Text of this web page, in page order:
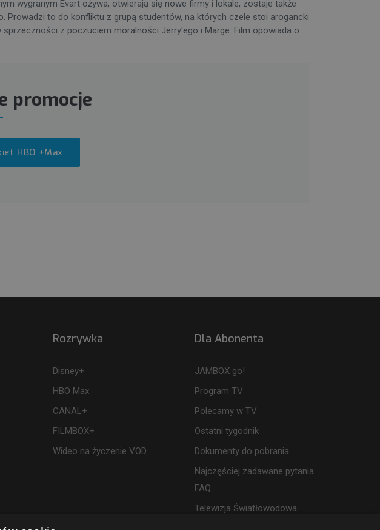
wygranym Evart ożywa, otwierają się nowe firmy i lokale, zostaje także
Prowadzi to do konfliktu z grupą studentów, na których czele stoi arogancki
z poczuciem moralności Jerry'ego i Marge. Film opowiada o
promocje
HBO +Max
Rozrywka
Disney+
HBO Max
CANAL+
FILMBOX+
Wideo na życzenie VOD
Dla Abonenta
JAMBOX go!
Program TV
Polecamy w TV
Ostatni tygodnik
Dokumenty do pobrania
Najczęściej zadawane pytania
FAQ
Telewizja Światłowodowa